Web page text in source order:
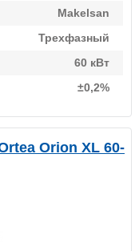
Makelsan
Трехфазный
60 кВт
±0,2%
Orion XL 60-